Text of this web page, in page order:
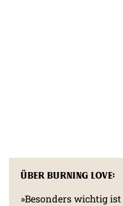
Über Burning Love:
»Besonders wichtig